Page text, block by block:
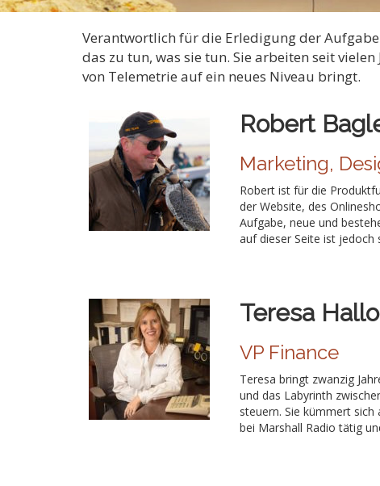
Verantwortlich für die Erledigung der
das zu tun, was sie tun. Sie arbeiten seit
von Telemetrie auf ein neues Niveau bringt.
Robert
Marketing,
Robert ist für die
der Website, des
Aufgabe, neue und
auf dieser Seite ist jedoch
Teresa
VP Finance
Teresa bringt zwanzig
und das Labyrinth
steuern. Sie kümmert
bei Marshall Radio tätig